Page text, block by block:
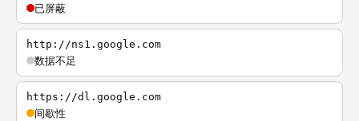
已屏蔽
http://ns1.google.com
数据不足
https://dl.google.com
间歇性